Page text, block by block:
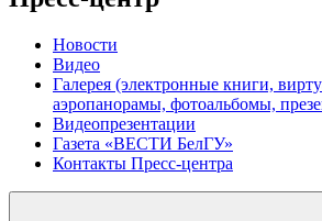
Новости
Видео
Галерея (электронные книги,
аэропанорамы, фотоальбомы,
Видеопрезентации
Газета «ВЕСТИ БелГУ»
Контакты Пресс-центра